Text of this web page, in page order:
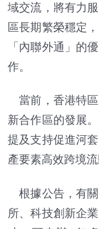
域交流，將有力
區長期繁榮穩定
「內聯外通」的
作。
當前，香港特區
新合作區的發展
提及支持促進河
產要素高效跨境流
根據公告，有
所、科技創新企